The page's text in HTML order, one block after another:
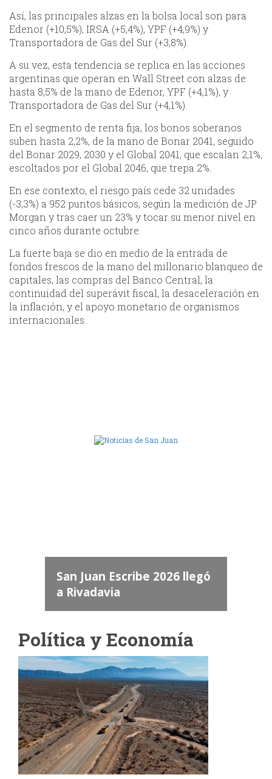
Así, las principales alzas en la bolsa local son para
Edenor (+10,5%), IRSA (+5,4%), YPF (+4,9%) y
Transportadora de Gas del Sur (+3,8%).
A su vez, esta tendencia se replica en las acciones
argentinas que operan en Wall Street con alzas de
hasta 8,5% de la mano de Edenor, YPF (+4,1%), y
Transportadora de Gas del Sur (+4,1%).
En el segmento de renta fija, los bonos soberanos
suben hasta 2,2%, de la mano de Bonar 2041, seguido
del Bonar 2029, 2030 y el Global 2041, que escalan 2,1%,
escoltados por el Global 2046, que trepa 2%.
En ese contexto, el riesgo país cede 32 unidades
(-3,3%) a 952 puntos básicos, según la medición de JP
Morgan y tras caer un 23% y tocar su menor nivel en
cinco años durante octubre.
La fuerte baja se dio en medio de la entrada de
fondos frescos de la mano del millonario blanqueo de
capitales, las compras del Banco Central, la
continuidad del superávit fiscal, la desaceleración en
la inflación, y el apoyo monetario de organismos
internacionales.
San Juan Escribe 2026 llegó
a Rivadavia
Política y Economía